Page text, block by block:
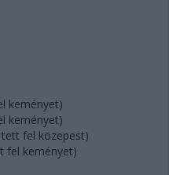
keményet)
keményet)
fel közepest)
fel keményet)